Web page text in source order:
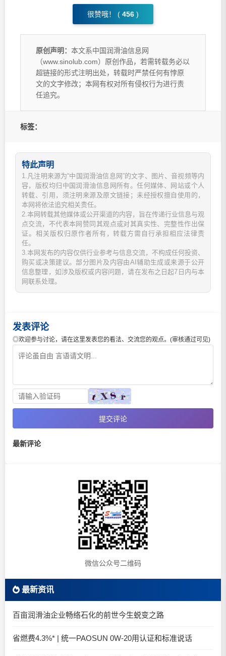
很赞哦！ ( 456 )
原创声明： 本文系中国润滑油信息网
（www.sinolub.com）原创作品，若需转载务必以
超链接的形式注明出处，转载时严禁任何有悖原
文的文字修改；本网有权对所有侵权行为进行责
任追究。
标签：
特此声明
1.凡注明来源为“中国润滑油信息网”的文字、图片、音视频等内
容，版权均归中国润滑油信息网所有。任何媒体、网站或个人
转载、引用，须注明来源及原文链接；未经授权擅自使用的，
本网将依法追究相关责任。
2.本网转载其他媒体或公开渠道的内容，旨在传递行业信息与观
点交流，不代表本网赞同其观点或对其真实性、完整性作出保
证。相关版权归原作者所有，转载方需自行承担相应法律责
任。
3.本网发布的内容仅供行业参考与信息交流，不构成任何投资、
购买或决策建议。部分图片及内容由AI辅助生成或来源于公开
信息整理，如涉及版权或内容问题，请在发布之日起7日内与本
网联系处理。
发表评论
◎欢迎参与讨论，请在这里发表您的看法、交流您的观点。(审核通过可见)
提交评论
最新评论
微信公众号二维码
最新资讯
百亩润滑油企业畅络石化的前世今生蜕变之路
省燃费4.3%* | 统一PAOSUN 0W-20用认证和标准说话